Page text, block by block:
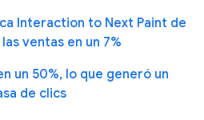
Interaction to Next Paint de
ventas en un 7%
un 50%, lo que generó un
de clics